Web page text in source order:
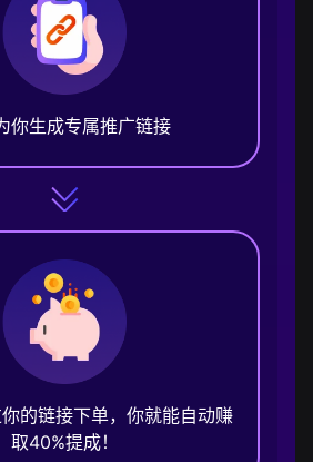
你生成专属推广链接
的链接下单，你就能自动赚
取40%提成！